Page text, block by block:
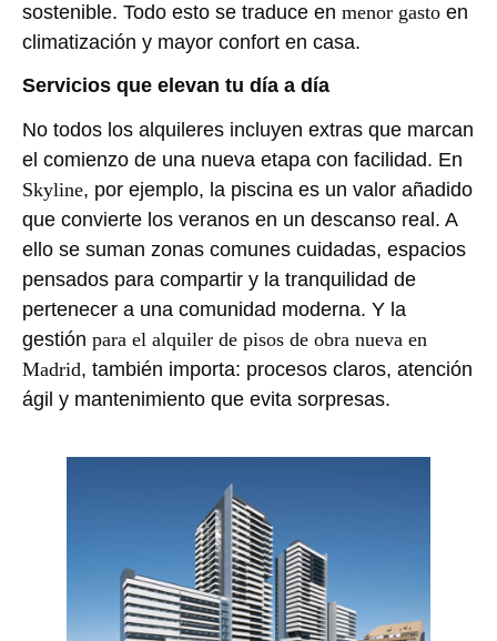
sostenible. Todo esto se traduce en menor gasto en
climatización y mayor confort en casa.
Servicios que elevan tu día a día
No todos los alquileres incluyen extras que marcan
el comienzo de una nueva etapa con facilidad. En
Skyline, por ejemplo, la piscina es un valor añadido
que convierte los veranos en un descanso real. A
ello se suman zonas comunes cuidadas, espacios
pensados para compartir y la tranquilidad de
pertenecer a una comunidad moderna. Y la
gestión para el alquiler de pisos de obra nueva en
Madrid, también importa: procesos claros, atención
ágil y mantenimiento que evita sorpresas.